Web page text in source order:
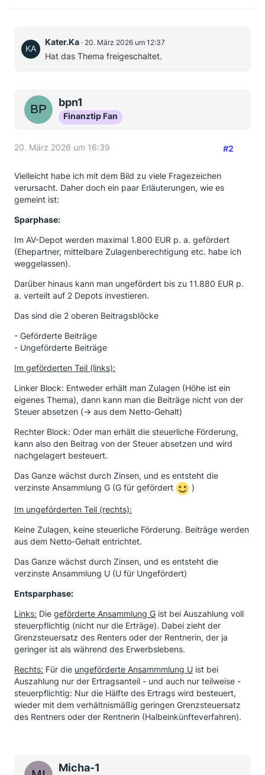
Kater.Ka 20. März 2026 um 12:37
Hat das Thema freigeschaltet.
bpn1
Finanztip Fan
20. März 2026 um 16:39 #2
Vielleicht habe ich mit dem Bild zu viele Fragezeichen
verursacht. Daher doch ein paar Erläuterungen, wie es
gemeint ist:
Sparphase:
Im AV-Depot werden maximal 1.800 EUR p. a. gefördert
(Ehepartner, mittelbare Zulagenberechtigung etc. habe ich
weggelassen).
Darüber hinaus kann man ungefördert bis zu 11.880 EUR p.
a. verteilt auf 2 Depots investieren.
Das sind die 2 oberen Beitragsblöcke
- Geförderte Beiträge
- Ungeförderte Beiträge
Im geförderten Teil (links):
Linker Block: Entweder erhält man Zulagen (Höhe ist ein
eigenes Thema), dann kann man die Beiträge nicht von der
Steuer absetzen (-> aus dem Netto-Gehalt)
Rechter Block: Oder man erhält die steuerliche Förderung,
kann also den Beitrag von der Steuer absetzen und wird
nachgelagert besteuert.
Das Ganze wächst durch Zinsen, und es entsteht die
verzinste Ansammlung G (G für gefördert
)
Im ungeförderten Teil (rechts):
Keine Zulagen, keine steuerliche Förderung. Beiträge werden
aus dem Netto-Gehalt entrichtet.
Das Ganze wächst durch Zinsen, und es entsteht die
verzinste Ansammlung U (U für Ungefördert)
Entsparphase:
Links: Die geförderte Ansammlung G ist bei Auszahlung voll
steuerpflichtig (nicht nur die Erträge). Dabei zieht der
Grenzsteuersatz des Renters oder der Rentnerin, der ja
geringer ist als während des Erwerbslebens.
Rechts: Für die ungeförderte Ansammmlung U ist bei
Auszahlung nur der Ertragsanteil - und auch nur teilweise -
steuerpflichtig: Nur die Hälfte des Ertrags wird besteuert,
wieder mit dem verhältnismäßig geringen Grenzsteuersatz
des Rentners oder der Rentnerin (Halbeinkünfteverfahren).
Micha-1